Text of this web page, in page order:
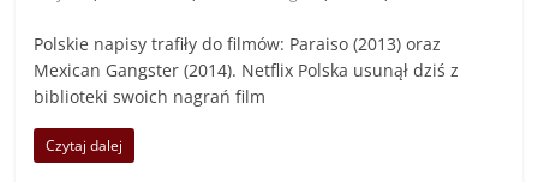
Polskie napisy trafiły do filmów: Paraiso (2013) oraz
Mexican Gangster (2014). Netflix Polska usunął dziś z
biblioteki swoich nagrań film
Czytaj dalej